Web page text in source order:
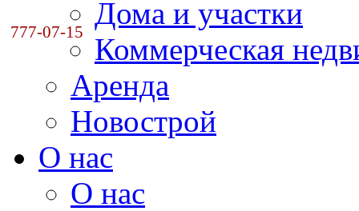
777-07-15
Дома и участки
Коммерческая
Аренда
Новострой
О нас
О нас